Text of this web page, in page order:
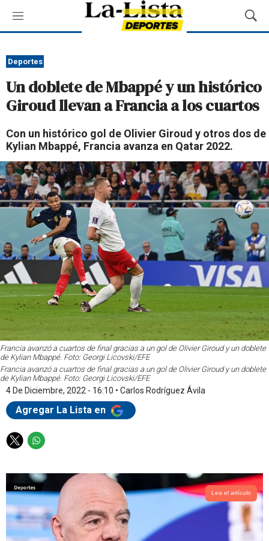
M
e
ú
M
o
a
r
B
s
u
e
d
a
Deportes
Un doblete de Mbappé y un histórico
Giroud llevan a Francia a los cuartos
Con un histórico gol de Olivier Giroud y otros dos de
Kylian Mbappé, Francia avanza en Qatar 2022.
Francia avanzó a cuartos de final gracias a un gol de Olivier Giroud y un doblete
de Kylian Mbappé. Foto: Georgi Licovski/EFE
Francia avanzó a cuartos de final gracias a un gol de Olivier Giroud y un doblete
de Kylian Mbappé. Foto: Georgi Licovski/EFE
4 De Diciembre, 2022 - 16:10 • Carlos Rodríguez Ávila
Agregar La Lista en
T
i
t
t
e
r
W
a
t
s
a
p
p
Lea el artículo